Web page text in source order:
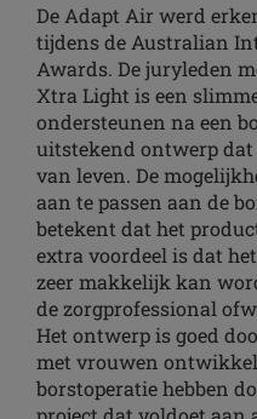
De Adapt Air werd
tijdens de Australian
Awards. De juryleden
Xtra Light is een
ondersteunen na een
uitstekend ontwerp
van leven. De
aan te passen aan de
betekent dat het
extra voordeel is dat
zeer makkelijk kan
de zorgprofessional
Het ontwerp is goed
met vrouwen
borstoperatie hebben